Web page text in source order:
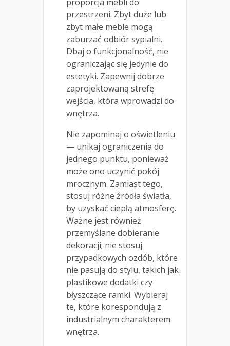
przestrzeni. Zbyt duże lub
zbyt małe meble mogą
zaburzać odbiór sypialni.
Dbaj o funkcjonalność, nie
ograniczając się jedynie do
estetyki. Zapewnij dobrze
zaprojektowaną strefę
wejścia, która wprowadzi do
wnętrza.
Nie zapominaj o oświetleniu
— unikaj ograniczenia do
jednego punktu, ponieważ
może ono uczynić pokój
mrocznym. Zamiast tego,
stosuj różne źródła światła,
by uzyskać ciepłą atmosferę.
Ważne jest również
przemyślane dobieranie
dekoracji; nie stosuj
przypadkowych ozdób, które
nie pasują do stylu, takich jak
plastikowe dodatki czy
błyszczące ramki. Wybieraj
te, które korespondują z
industrialnym charakterem
wnętrza.